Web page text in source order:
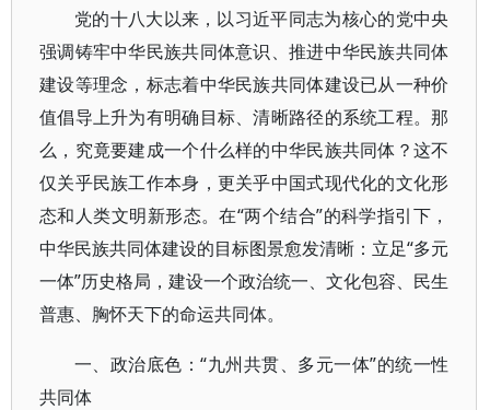
党的十八大以来，以习近平同志为核心的党中央
强调铸牢中华民族共同体意识、推进中华民族共同体
建设等理念，标志着中华民族共同体建设已从一种价
值倡导上升为有明确目标、清晰路径的系统工程。那
么，究竟要建成一个什么样的中华民族共同体？这不
仅关乎民族工作本身，更关乎中国式现代化的文化形
态和人类文明新形态。在“两个结合”的科学指引下，
中华民族共同体建设的目标图景愈发清晰：立足“多元
一体”历史格局，建设一个政治统一、文化包容、民生
普惠、胸怀天下的命运共同体。
一、政治底色：“九州共贯、多元一体”的统一性
共同体